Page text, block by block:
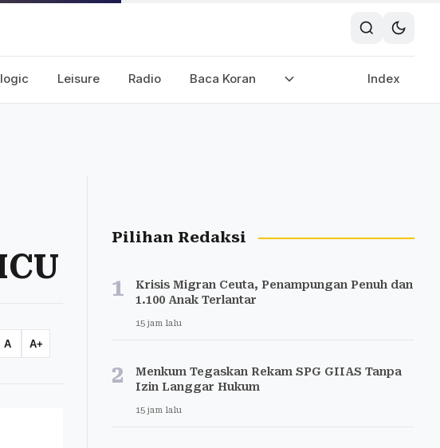
Leisure Radio Baca Koran Index
A A+
Pilihan Redaksi
1
Krisis Migran Ceuta, Penampungan Penuh dan
1.100 Anak Terlantar
15 jam lalu
2
Menkum Tegaskan Rekam SPG GIIAS Tanpa
Izin Langgar Hukum
15 jam lalu